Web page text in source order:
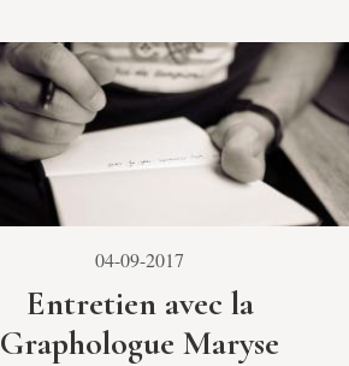
04-09-2017
Entretien avec la
Graphologue Maryse